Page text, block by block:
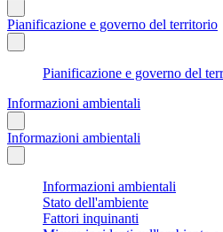
Pianificazione e governo del territorio
Pianificazione e governo del
Informazioni ambientali
Informazioni ambientali
Informazioni ambientali
Stato dell'ambiente
Fattori inquinanti